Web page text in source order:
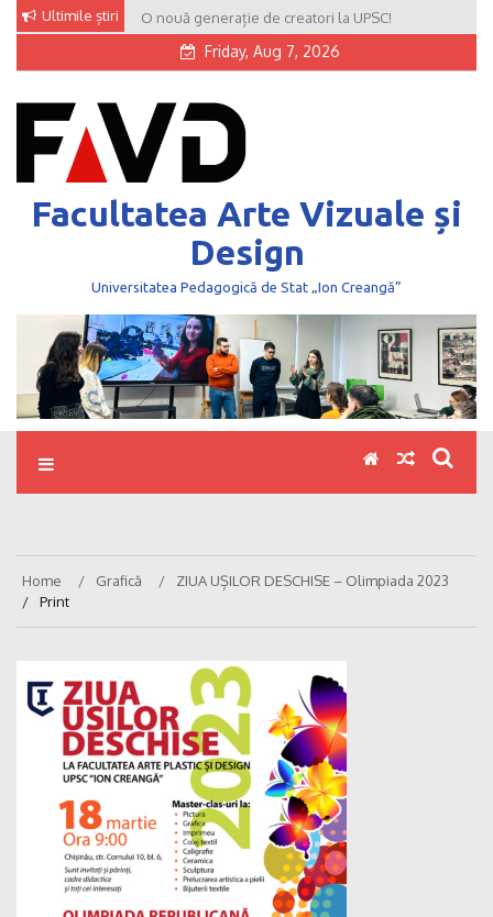
Skip
content
Ultimile știri O nouă generație de creatori la UPSC!
Friday, Aug 7, 2026
Facultatea Arte Vizuale și
Design
Universitatea Pedagogică de Stat „Ion Creangă”
Home Grafică
ZIUA UȘILOR DESCHISE – Olimpiada 2023
Print